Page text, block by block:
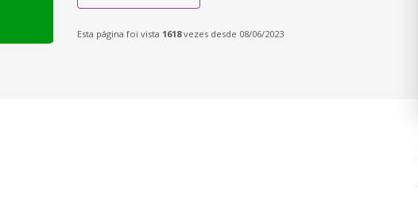
Esta página foi vista 1618vezes desde 08/06/2023